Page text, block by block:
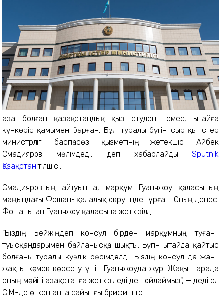
Қаза болған қазақстандық қыз студент емес, Қытайға
күнкөріс қамымен барған. Бұл туралы бүгін сыртқы істер
министрлігі баспасөз қызметінің жетекшісі Айбек
Смадияров мәлімдеді, деп хабарлайды Sputnik
Қазақстан тілшісі.
Смадияровтың айтуынша, марқұм Гуанчжоу қаласының
маңындағы Фошань қалалық округінде тұрған. Оның денесі
Фошаньнан Гуанчжоу қаласына жеткізілді.
"Біздің Бейжіңдегі консул бірден марқұмның туған-
туысқандарымен байланысқа шықты. Бүгін Қытайда қайтыс
болғаны туралы куәлік рәсімделді. Біздің консул да жан-
жақты көмек көрсету үшін Гуанчжоуда жүр. Жақын арада
оның мәйіті Қазақстанға жеткізіледі деп ойлаймыз", — деді ол
СІМ-де өткен апта сайынғы брифингте.